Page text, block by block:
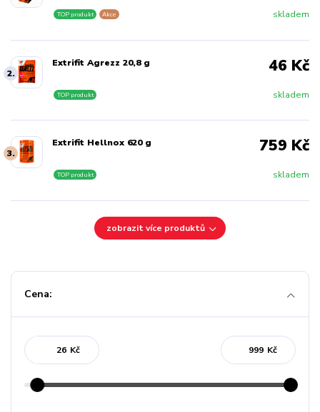
skladem
TOP produkt Akce
2.
Extrifit Agrezz 20,8 g
skladem
TOP produkt
46 Kč
3.
Extrifit Hellnox 620 g
skladem
TOP produkt
759 Kč
zobrazit více produktů
Cena:
Kč Kč